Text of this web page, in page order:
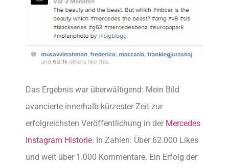
Das Ergebnis war überwältigend: Mein Bild
avancierte innerhalb kürzester Zeit zur
erfolgreichsten Veröffentlichung in der Mercedes
Instagram Historie. In Zahlen: Über 62.000 Likes
und weit über 1.000 Kommentare. Ein Erfolg der